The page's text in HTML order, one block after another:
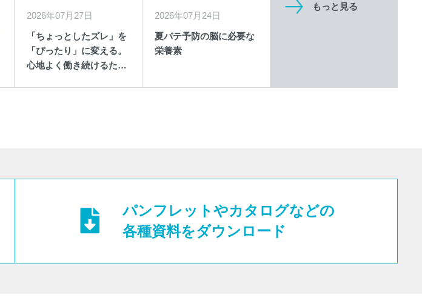
2026年07月27日
「ちょっとしたズレ」を
「ぴったり」に変える。
心地よく働き続けるため
2026年07月24日
夏バテ予防の脳に必要な
栄養素
もっと見る
パンフレットやカタログなどの
各種資料をダウンロード